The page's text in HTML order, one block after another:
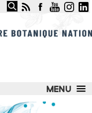
Rechercher